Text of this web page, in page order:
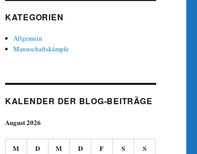
KATEGORIEN
Allgemein
Mannschaftskämpfe
KALENDER DER BLOG-BEITRÄGE
August 2026
M D M D F S S